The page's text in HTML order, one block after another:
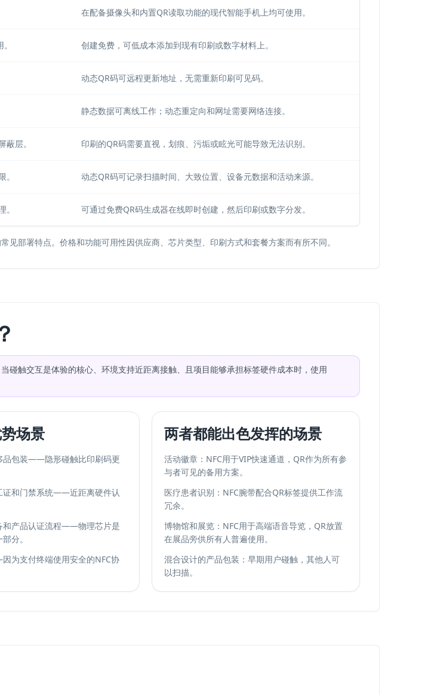
在配备摄像头和内置QR读取功能的现代智能手机上均可使用。
创建免费，可低成本添加到现有印刷或数字材料上。
动态QR码可远程更新地址，无需重新印刷可见码。
静态数据可离线工作；动态重定向和网址需要网络连接。
层。 印刷的QR码需要直视，划痕、污垢或眩光可能导致无法识别。
动态QR码可记录扫描时间、大致位置、设备元数据和活动来源。
可通过免费QR码生成器在线即时创建，然后印刷或数字分发。
部署特点。价格和功能可用性因供应商、芯片类型、印刷方式和套餐方案而有所不同。
碰触交互是体验的核心、环境支持近距离接触、且项目能够承担标签硬件成本时，使用
场景
品包装——隐形碰触比印刷码更
证和门禁系统——近距离硬件认
和产品认证流程——物理芯片是
分。
为支付终端使用安全的NFC协
两者都能出色发挥的场景
活动徽章：NFC用于VIP快速通道，QR作为所有参
与者可见的备用方案。
医疗患者识别：NFC腕带配合QR标签提供工作流
冗余。
博物馆和展览：NFC用于高端语音导览，QR放置
在展品旁供所有人普遍使用。
混合设计的产品包装：早期用户碰触，其他人可
以扫描。